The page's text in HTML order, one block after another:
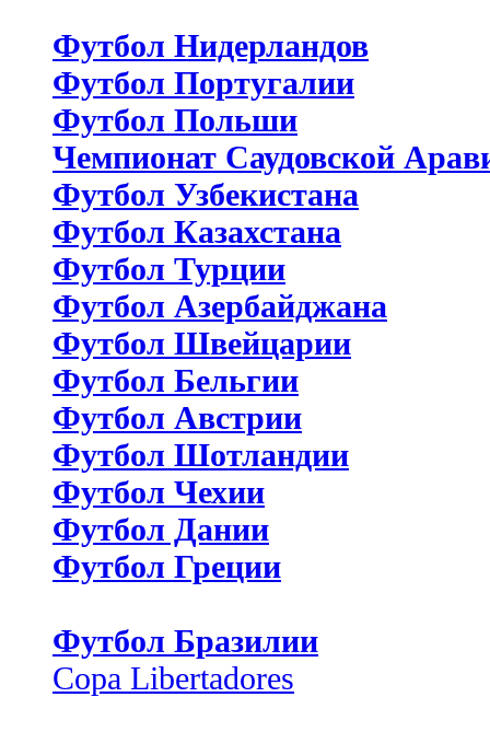
Футбол Нидерландов
Футбол Португалии
Футбол Польши
Чемпионат Саудовской
Футбол Узбекистана
Футбол Казахстана
Футбол Турции
Футбол Азербайджана
Футбол Швейцарии
Футбол Бельгии
Футбол Австрии
Футбол Шотландии
Футбол Чехии
Футбол Дании
Футбол Греции
Футбол Бразилии
Copa Libertadores